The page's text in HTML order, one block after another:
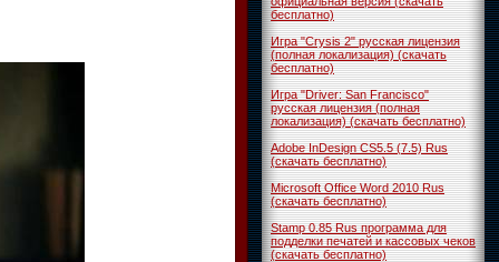
бесплатно)
Игра "Crysis 2" русская лицензия
(полная локализация) (скачать
бесплатно)
Игра "Driver: San Francisco"
русская лицензия (полная
локализация) (скачать бесплатно)
Adobe InDesign CS5.5 (7.5) Rus
(скачать бесплатно)
Microsoft Office Word 2010 Rus
(скачать бесплатно)
Stamp 0.85 Rus программа для
подделки печатей и кассовых чеков
(скачать бесплатно)